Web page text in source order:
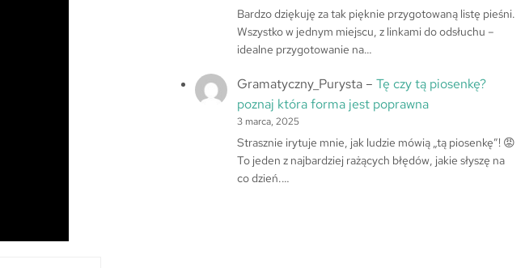
Bardzo dziękuję za tak pięknie przygotowaną listę pieśni.
Wszystko w jednym miejscu, z linkami do odsłuchu –
idealne przygotowanie na…
Gramatyczny_Purysta –Tę czy tą piosenkę?
poznaj która forma jest poprawna
3 marca, 2025
Strasznie irytuje mnie, jak ludzie mówią „tą piosenkę”! 😡
To jeden z najbardziej rażących błędów, jakie słyszę na
co dzień.…